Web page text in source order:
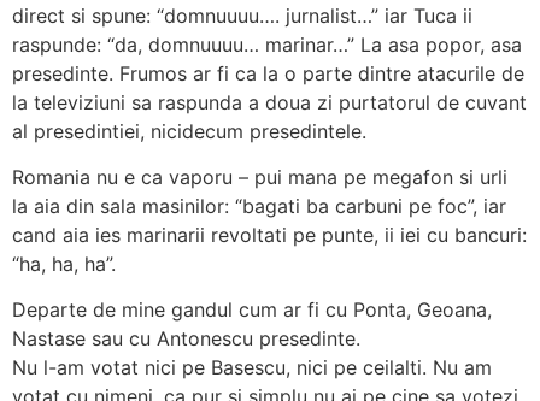
direct si spune: “domnuuuu…. jurnalist…” iar Tuca ii
raspunde: “da, domnuuuu… marinar…” La asa popor, asa
presedinte. Frumos ar fi ca la o parte dintre atacurile de
la televiziuni sa raspunda a doua zi purtatorul de cuvant
al presedintiei, nicidecum presedintele.
Romania nu e ca vaporu – pui mana pe megafon si urli
la aia din sala masinilor: “bagati ba carbuni pe foc”, iar
cand aia ies marinarii revoltati pe punte, ii iei cu bancuri:
“ha, ha, ha”.
Departe de mine gandul cum ar fi cu Ponta, Geoana,
Nastase sau cu Antonescu presedinte.
Nu l-am votat nici pe Basescu, nici pe ceilalti. Nu am